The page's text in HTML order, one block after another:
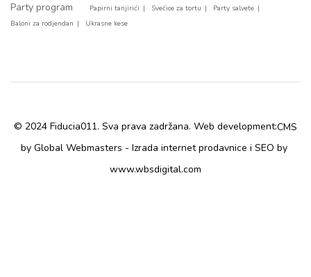
Party program Papirni tanjirići Svećice za tortu
Party salvete
Baloni za rodjendan
Ukrasne kese
© 2024 Fiducia011. Sva prava zadržana. Web development:CMS
by Global Webmasters - Izrada internet prodavnice i SEO by
www.wbsdigital.com